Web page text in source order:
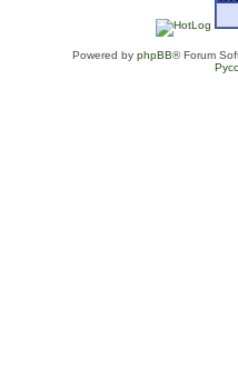
Powered by phpBB® Forum